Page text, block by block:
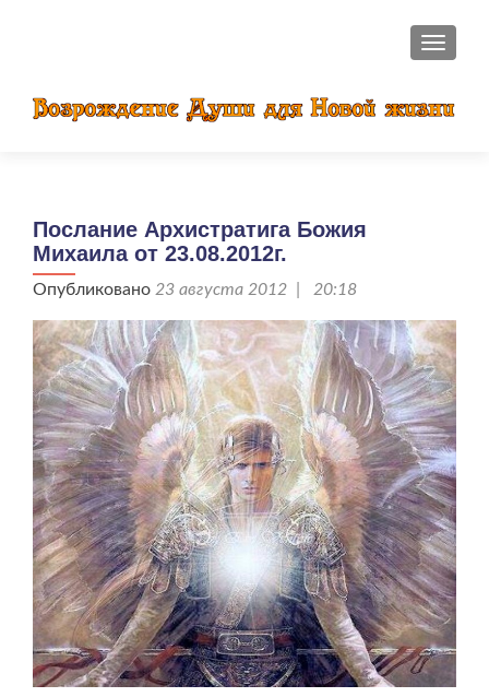
Послание Архистратига Божия
Михаила от 23.08.2012г.
Опубликовано 23 августа 2012 | 20:18